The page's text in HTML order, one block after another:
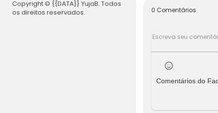
Copyright © {{DATA}} YujaB. Todos
os direitos reservados.
0 Comentários
Comentários do